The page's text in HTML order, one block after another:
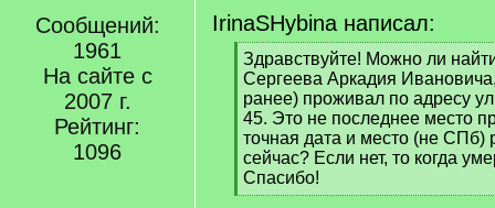
Сообщений:
1961
На сайте с
2007 г.
Рейтинг:
1096
IrinaSHybina написал:
[
q
]
Здравствуйте! Можно ли
Сергеева Аркадия
ранее) проживал по адресу
45. Это не последнее место
точная дата и место (не
сейчас? Если нет, то когда
Спасибо!
[